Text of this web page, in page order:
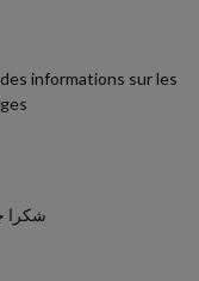
informations sur les
شكرا